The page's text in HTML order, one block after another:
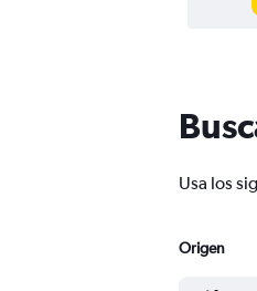
Usa los
Origen